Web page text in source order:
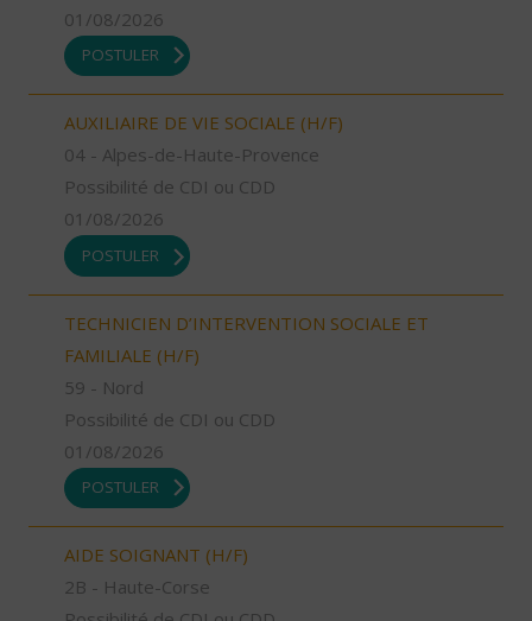
01/08/2026
POSTULER
AUXILIAIRE DE VIE SOCIALE (H/F)
04 - Alpes-de-Haute-Provence
Possibilité de CDI ou CDD
01/08/2026
POSTULER
TECHNICIEN D’INTERVENTION SOCIALE ET
FAMILIALE (H/F)
59 - Nord
Possibilité de CDI ou CDD
01/08/2026
POSTULER
AIDE SOIGNANT (H/F)
2B - Haute-Corse